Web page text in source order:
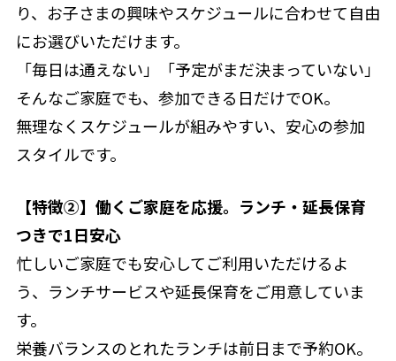
り、お子さまの興味やスケジュールに合わせて自由
にお選びいただけます。
「毎日は通えない」「予定がまだ決まっていない」
そんなご家庭でも、参加できる日だけでOK。
無理なくスケジュールが組みやすい、安心の参加
スタイルです。
【特徴②】働くご家庭を応援。ランチ・延長保育
つきで1日安心
忙しいご家庭でも安心してご利用いただけるよ
う、ランチサービスや延長保育をご用意していま
す。
栄養バランスのとれたランチは前日まで予約OK。